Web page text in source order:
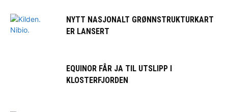
NYTT NASJONALT GRØNNSTRUKTURKART
ER LANSERT
EQUINOR FÅR JA TIL UTSLIPP I
KLOSTERFJORDEN